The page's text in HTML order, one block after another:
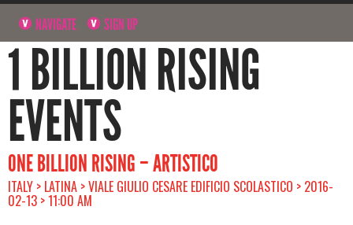
NAVIGATE SIGN UP
1 BILLION RISING
EVENTS
ONE BILLION RISING – ARTISTICO
ITALY > LATINA > VIALE GIULIO CESARE EDIFICIO SCOLASTICO > 2016-
02-13 > 11:00 AM